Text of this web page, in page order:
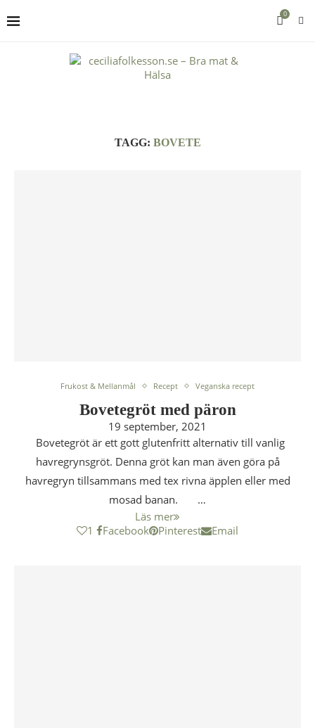
0
TAGG: BOVETE
Frukost & Mellanmål Recept Veganska recept
Bovetegröt med päron
19 september, 2021
Bovetegröt är ett gott glutenfritt alternativ till vanlig
havregrynsgröt. Denna gröt kan man även göra på
havregryn tillsammans med tex rivna äpplen eller med
mosad banan. …
Läs mer
1
Facebook Pinterest Email